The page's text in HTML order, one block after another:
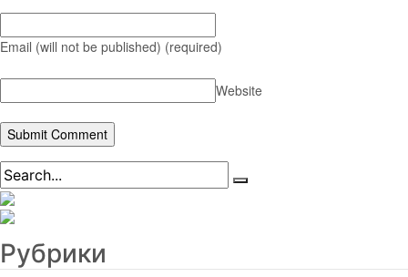
Email (will not be published) (required)
Website
Рубрики